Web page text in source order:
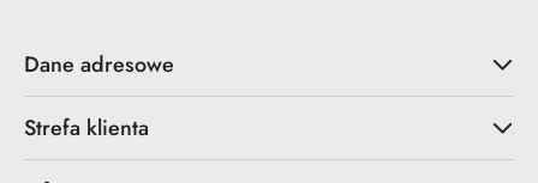
Dane adresowe
Strefa klienta